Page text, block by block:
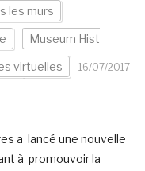
les murs
Museum Hist
virtuelles
16/07/2017
a lancé une nouvelle
à promouvoir la